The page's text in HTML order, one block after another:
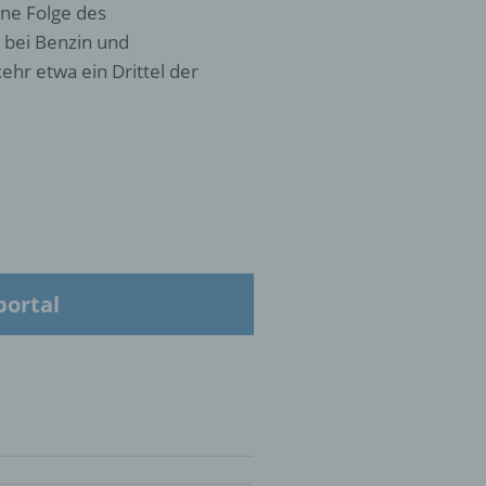
Folge des
Benzin und
etwa ein Drittel der
die